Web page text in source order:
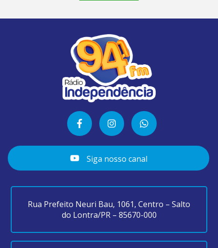
Siga nosso canal
Rua Prefeito Neuri Bau, 1061, Centro – Salto
do Lontra/PR – 85670-000